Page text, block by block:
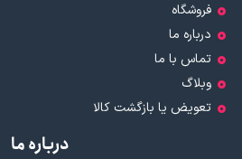
فروشگاه
درباره ما
تماس با ما
وبلاگ
تعویض یا بازگشت کالا
درباره ما